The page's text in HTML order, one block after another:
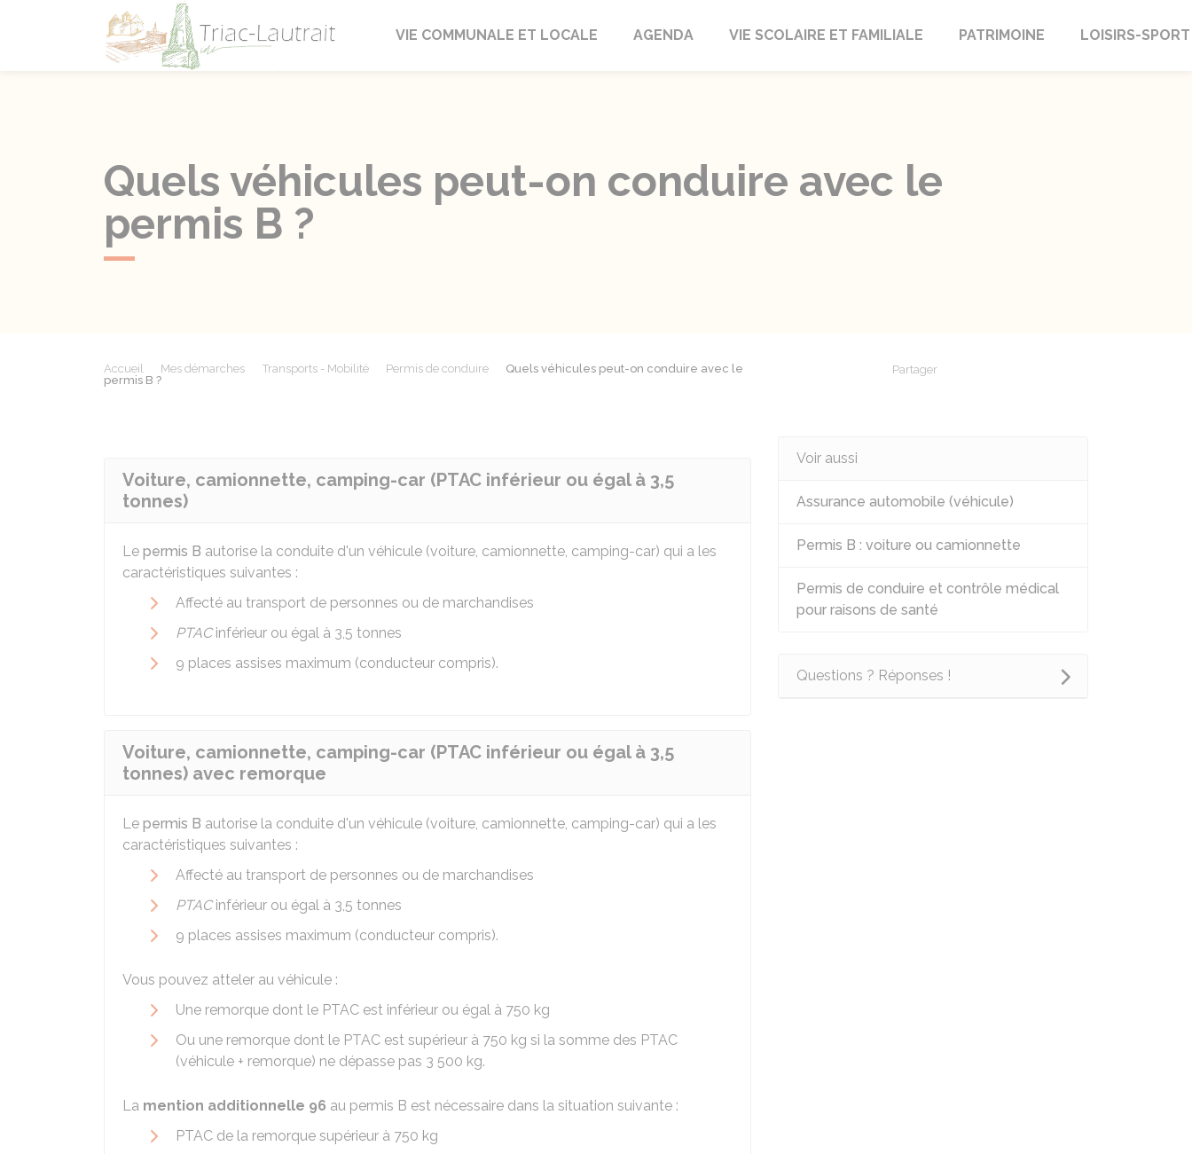
Triac-Lautrait
VIE COMMUNALE ET LOCALE AGENDA VIE SCOLAIRE ET FAMILIALE PATRIMOINE LOISIRS-SPORT
Quels véhicules peut-on conduire avec le
permis B ?
Accueil Mes démarches Transports - Mobilité Permis de conduire
Quels véhicules peut-on conduire avec le
permis B ?
Partager
Voiture, camionnette, camping-car (PTAC inférieur ou égal à 3,5
tonnes)
Le permis B autorise la conduite d'un véhicule (voiture, camionnette, camping-car) qui a les
caractéristiques suivantes :
Affecté au transport de personnes ou de marchandises
PTACinférieur ou égal à 3,5 tonnes
9 places assises maximum (conducteur compris).
Voiture, camionnette, camping-car (PTAC inférieur ou égal à 3,5
tonnes) avec remorque
Le permis B autorise la conduite d'un véhicule (voiture, camionnette, camping-car) qui a les
caractéristiques suivantes :
Affecté au transport de personnes ou de marchandises
PTACinférieur ou égal à 3,5 tonnes
9 places assises maximum (conducteur compris).
Vous pouvez atteler au véhicule :
Une remorque dont le PTAC est inférieur ou égal à 750 kg
Ou une remorque dont le PTAC est supérieur à 750 kg si la somme des PTAC
(véhicule + remorque) ne dépasse pas 3 500 kg.
La mention additionnelle 96 au permis B est nécessaire dans la situation suivante :
PTAC de la remorque supérieur à 750 kg
Voir aussi
Assurance automobile (véhicule)
Permis B : voiture ou camionnette
Permis de conduire et contrôle médical
pour raisons de santé
Questions ? Réponses !